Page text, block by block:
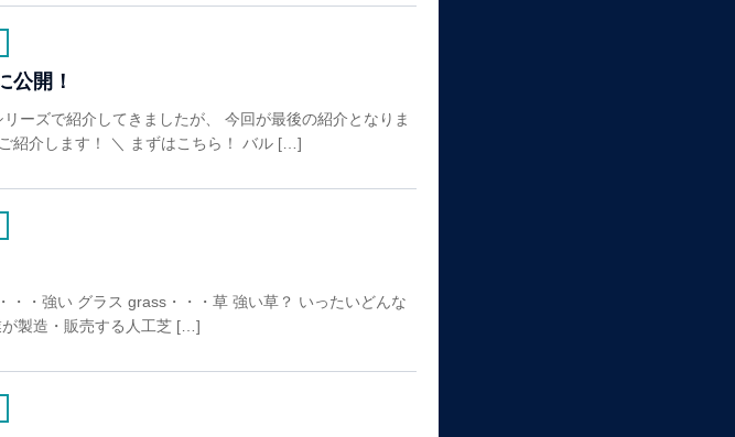
公開！
ーズで紹介してきましたが、 今回が最後の紹介となりま
紹介します！ ＼ まずはこちら！ バル […]
・強い グラス grass・・・草 強い草？ いったいどんな
製造・販売する人工芝 […]